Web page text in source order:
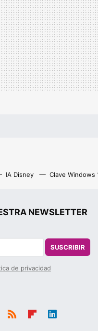
IA Disney Clave Windows
NEWSLETTER
SUSCRIBIR
de privacidad